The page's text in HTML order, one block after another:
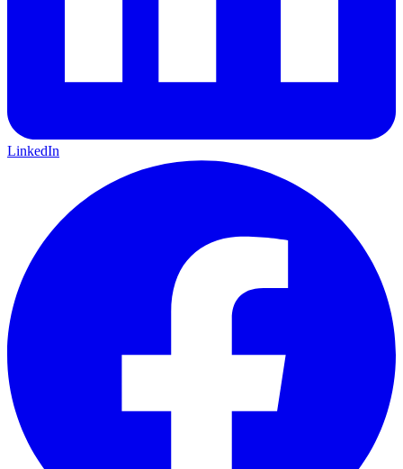
LinkedIn